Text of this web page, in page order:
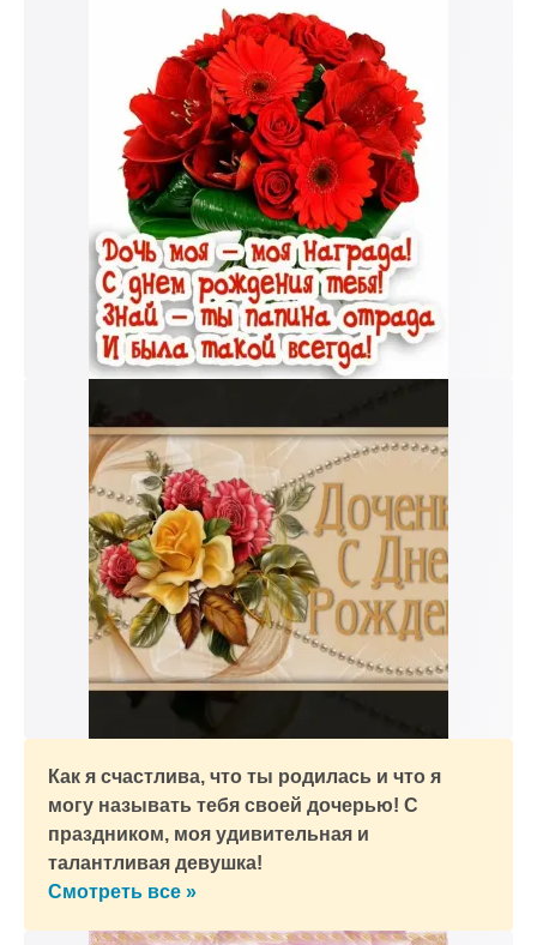
Как я счастлива, что ты родилась и что я
могу называть тебя своей дочерью! С
праздником, моя удивительная и
талантливая девушка!
Смотреть все »